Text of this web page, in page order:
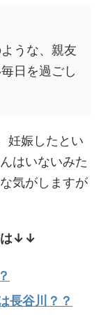
うな、親友
日を過ごし
妊娠したとい
はいないみた
気がしますが
は↓↓
長谷川？？